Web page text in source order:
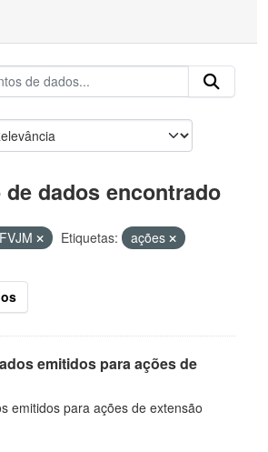
dados encontrado
Etiquetas:
ações
emitidos para ações de
emitidos para ações de extensão